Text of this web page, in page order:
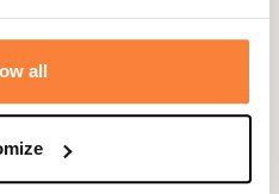
all
shirt van Simms is deels
van het vliegvismerk:
Simms voor elke
t-shirt met een